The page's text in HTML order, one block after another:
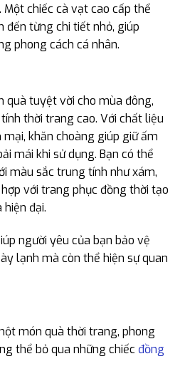
chiếc cà vạt cao cấp thể
đến từng chi tiết nhỏ, giúp
phong cách cá nhân.
quà tuyệt vời cho mùa đông,
thời trang cao. Với chất liệu
khăn choàng giúp giữ ấm
mái khi sử dụng. Bạn có thể
màu sắc trung tính như xám,
với trang phục đồng thời tạo
đại.
người yêu của bạn bảo vệ
lạnh mà còn thể hiện sự quan
món quà thời trang, phong
thể bỏ qua những chiếc đồng